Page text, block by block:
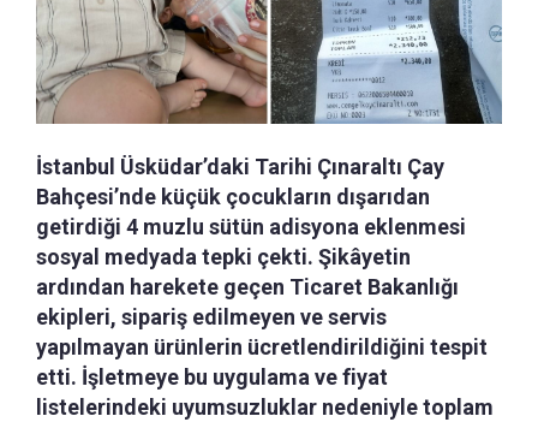
İstanbul Üsküdar’daki Tarihi Çınaraltı Çay
Bahçesi’nde küçük çocukların dışarıdan
getirdiği 4 muzlu sütün adisyona eklenmesi
sosyal medyada tepki çekti. Şikâyetin
ardından harekete geçen Ticaret Bakanlığı
ekipleri, sipariş edilmeyen ve servis
yapılmayan ürünlerin ücretlendirildiğini tespit
etti. İşletmeye bu uygulama ve fiyat
listelerindeki uyumsuzluklar nedeniyle toplam